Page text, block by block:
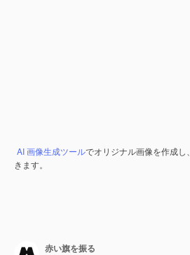
AI 画像生成ツールでオリジナル画像を作成し、
きます。
赤い旗を振る